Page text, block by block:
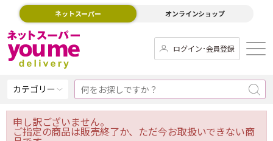
ネットスーパー オンラインショップ
ログイン･会員登録
カテゴリー
申し訳ございません。
ご指定の商品は販売終了か、ただ今お取扱いできない商